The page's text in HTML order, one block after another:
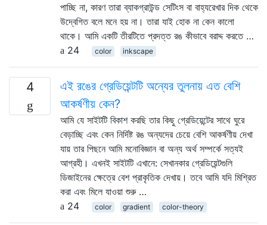
পাচ্ছি না, কারণ তারা ব্যাকগ্রাউন্ড সেটিংস বা বাহ্যরেখার দিক থেকে
উদ্বেগিত বলে মনে হয় না। তারা যাই হোক না কেন কালো
থাকে। আমি একটি তীরটিতে প্রদত্ত রঙ কীভাবে বরাদ্দ করতে …
24
color inkscape
4
এই রঙের গ্রেডিয়েন্টটি অন্যের তুলনায় এত বেশি
আকর্ষণীয় কেন?
আমি যে সাইটটি বিকাশ করছি তার কিছু গ্রেডিয়েন্টের সাথে ঘুরে
বেড়াচ্ছি এবং কেন নির্দিষ্ট রঙ অন্যদের চেয়ে বেশি আকর্ষণীয় দেখা
যায় তার পিছনে আমি মনোবিজ্ঞান বা অন্য অর্থ সম্পর্কে সত্যই
আগ্রহী। এখনই সাইটটি এখানে: সেখানকার গ্রেডিয়েন্টগুলি
ডিজাইনের ক্ষেত্রে বেশ প্রাকৃতিক দেখায়। তবে আমি যদি মিশ্রিত
করা এবং মিলে যাওয়া শুরু …
24
color gradient color-theory